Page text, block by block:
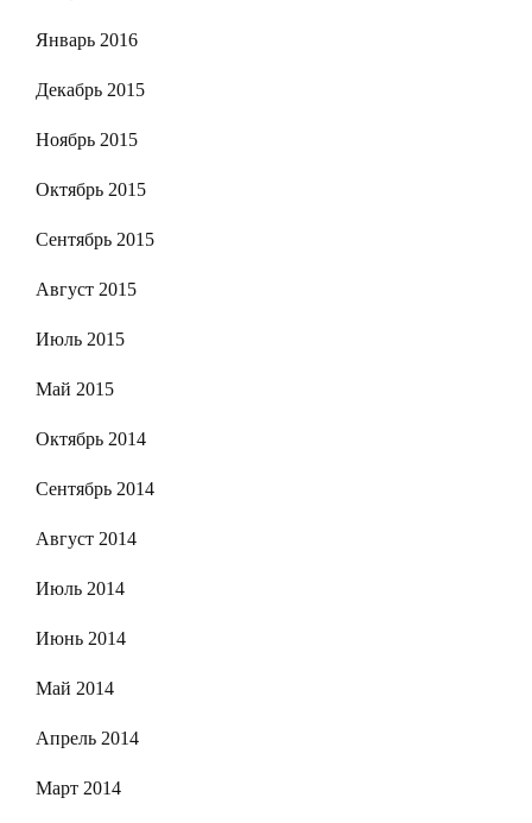
Январь 2016
Декабрь 2015
Ноябрь 2015
Октябрь 2015
Сентябрь 2015
Август 2015
Июль 2015
Май 2015
Октябрь 2014
Сентябрь 2014
Август 2014
Июль 2014
Июнь 2014
Май 2014
Апрель 2014
Март 2014